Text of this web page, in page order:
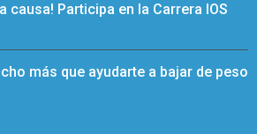
causa! Participa en la Carrera IOS
más que ayudarte a bajar de peso